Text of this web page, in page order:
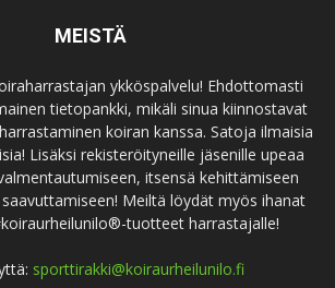
MEISTÄ
ykköspalvelu! Ehdottomasti
tietopankki, mikäli sinua kiinnostavat
koiran kanssa. Satoja ilmaisia
Lisäksi rekisteröityneille jäsenille upeaa
itsensä kehittämiseen
Meiltä löydät myös ihanat
tuotteet harrastajalle!
sporttirakki@koiraurheilunilo.fi